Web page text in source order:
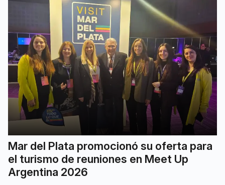
Mar del Plata promocionó su oferta para
el turismo de reuniones en Meet Up
Argentina 2026